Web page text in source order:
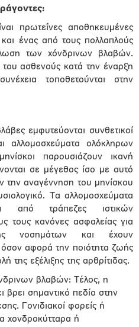
πρωτεΐνες αποθηκευμένες
ένας από τους πολλαπλούς
των χόνδρινων βλαβών.
ασθενούς κατά την έναρξη
τοποθετούνται στην
εμφυτεύονται συνθετικοί
αλλομοσχεύματα ολόκληρων
παρουσιάζουν ικανή
σε μέγεθος ίσο με αυτό
την αναγέννηση του μηνίσκου
Τα αλλομοσχεύματα
από τράπεζες ιστικών
τους κανόνες ασφαλείας για
νοσημάτων και έχουν
αφορά την ποιότητα ζωής
της εξέλιξης της αρθρίτιδας.
βλαβών: Τέλος, η
βρει σημαντικό πεδίο στην
Γονιδιακοί φορείς ή
χονδροκύτταρα ή